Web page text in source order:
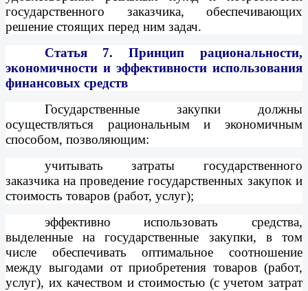
государственного заказчика, обеспечивающих
решение стоящих перед ним задач.
Статья 7.Принцип рациональности,
экономичности и эффективности использования
финансовых средств
Государственные закупки должны
осуществляться рациональным и экономичным
способом, позволяющим:
учитывать затраты государственного
заказчика на проведение государственных закупок и
стоимость товаров (работ, услуг);
эффективно использовать средства,
выделенные на государственные закупки, в том
числе обеспечивать оптимальное соотношение
между выгодами от приобретения товаров (работ,
услуг), их качеством и стоимостью (с учетом затрат